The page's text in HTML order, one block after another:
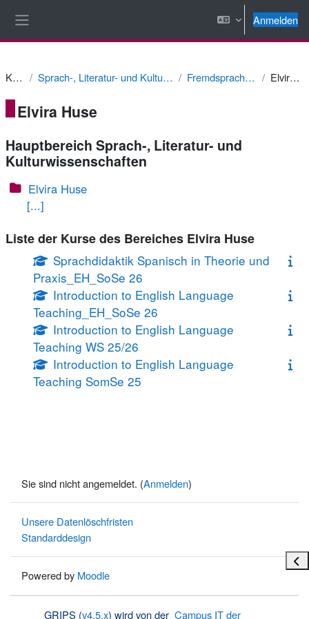
Anmelden
Kurse Sprach-, Literatur- und Kulturwissenschaften Fremdsprachendidaktik Elvira Huse
Elvira Huse
Hauptbereich Sprach-, Literatur- und
Kulturwissenschaften
Elvira Huse
[...]
Liste der Kurse des Bereiches Elvira Huse
Sprachdidaktik Spanisch in Theorie und
Praxis_EH_SoSe 26
Introduction to English Language
Teaching_EH_SoSe 26
Introduction to English Language
Teaching WS 25/26
Introduction to English Language
Teaching SomSe 25
Sie sind nicht angemeldet. (Anmelden)
Unsere Datenlöschfristen
Standarddesign
Powered by Moodle
GRIPS (v4.5.x) wird von der Campus IT der